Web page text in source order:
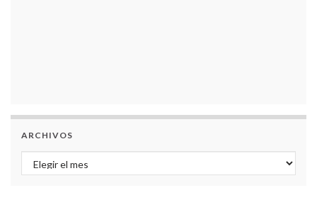
ARCHIVOS
Archivos